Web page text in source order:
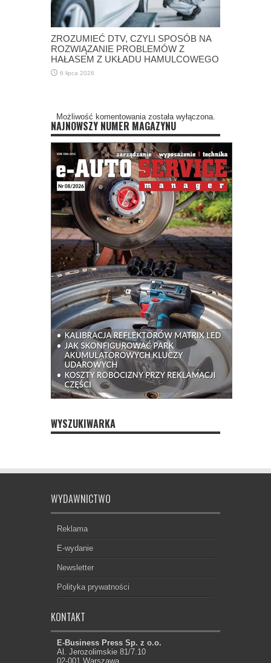
ZROZUMIEĆ DTV, CZYLI SPOSÓB NA
ROZWIĄZANIE PROBLEMÓW Z
HAŁASEM Z UKŁADU HAMULCOWEGO
6 lipca 2026
Możliwość komentowania została wyłączona.
NAJNOWSZY NUMER MAGAZYNU
WYSZUKIWARKA
WYDAWNICTWO
Reklama
E-wydanie
Newsletter
Polityka prywatności
KONTAKT
E-Business Press Sp. z o.o.
Al. Jerozolimskie 81/7.10
02-001 Warszawa